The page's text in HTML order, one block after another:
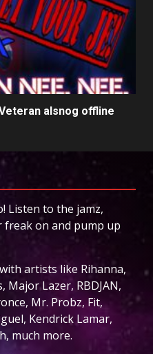
alsnog offline
Listen to the jamz,
freak on and pump up
artists like Rihanna,
Major Lazer, RBDJAN,
Mr. Probz, Fit,
Kendrick Lamar,
much more.